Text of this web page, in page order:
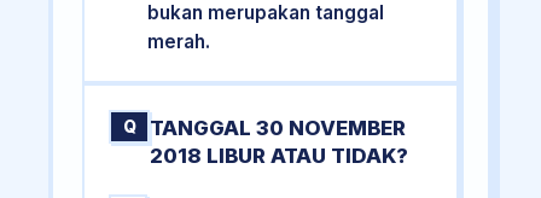
bukan merupakan tanggal
merah.
Q
TANGGAL 30 NOVEMBER
2018 LIBUR ATAU TIDAK?